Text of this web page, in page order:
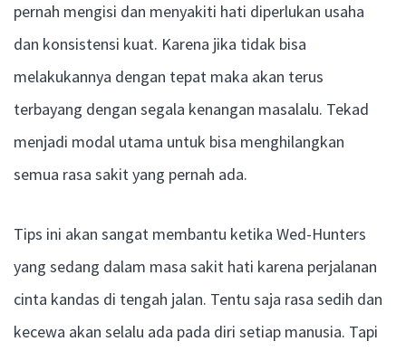
pernah mengisi dan menyakiti hati diperlukan usaha
dan konsistensi kuat. Karena jika tidak bisa
melakukannya dengan tepat maka akan terus
terbayang dengan segala kenangan masalalu. Tekad
menjadi modal utama untuk bisa menghilangkan
semua rasa sakit yang pernah ada.
Tips ini akan sangat membantu ketika Wed-Hunters
yang sedang dalam masa sakit hati karena perjalanan
cinta kandas di tengah jalan. Tentu saja rasa sedih dan
kecewa akan selalu ada pada diri setiap manusia. Tapi